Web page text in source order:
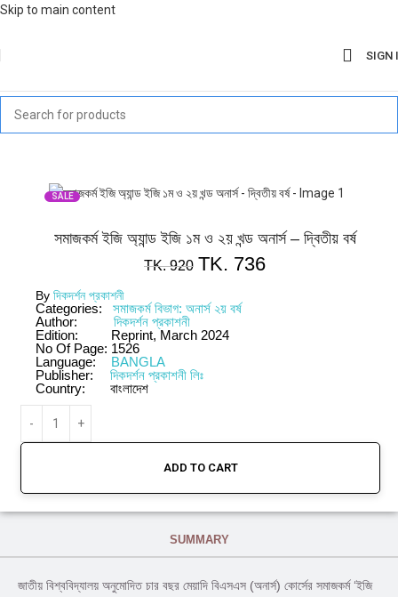
Skip to main content
SIGN
SALE
সমাজকর্ম ইজি অ্যান্ড ইজি ১ম ও ২য় খন্ড অনার্স – দ্বিতীয় বর্ষ
TK.920 TK. 736
By দিকদর্শন প্রকাশনী
Categories:
সমাজকর্ম বিভাগ: অনার্স ২য় বর্ষ
Author:
দিকদর্শন প্রকাশনী
Edition:
Reprint, March 2024
No Of Page: 1526
Language:
BANGLA
Publisher:
দিকদর্শন প্রকাশনী লিঃ
Country:
বাংলাদেশ
ADD TO CART
SUMMARY
জাতীয় বিশ্ববিদ্যালয় অনুমোদিত চার বছর মেয়াদি বিএসএস (অনার্স) কোর্সের সমাজকর্ম ‘ইজি